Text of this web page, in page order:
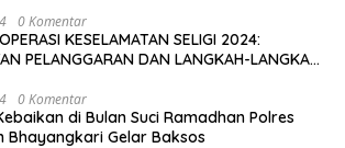
0 Komentar
KESELAMATAN SELIGI 2024:
PELANGGARAN DAN LANGKAH-LANGKAH
0 Komentar
di Bulan Suci Ramadhan Polres
Bhayangkari Gelar Baksos